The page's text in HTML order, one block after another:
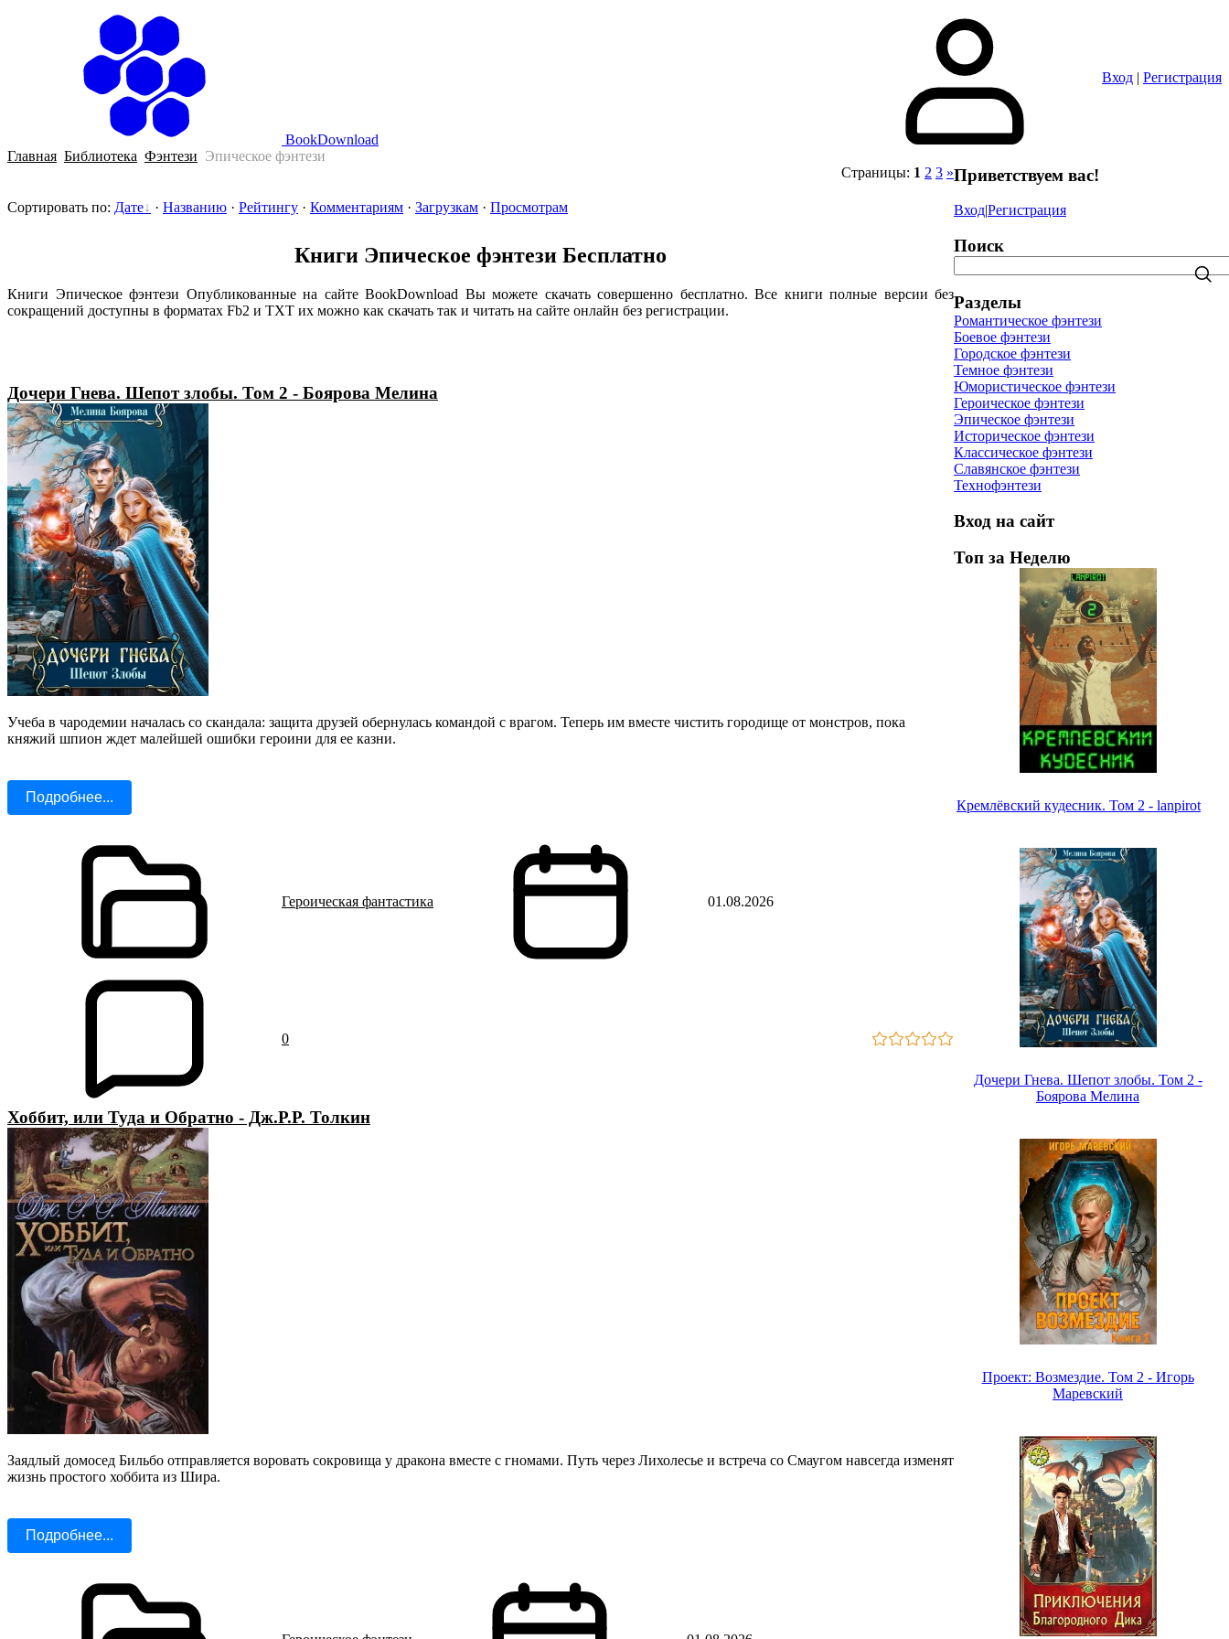
BookDownload
Вход | Регистрация
Главная Библиотека Фэнтези Эпическое фэнтези
Страницы: 1 2 3 »
Сортировать по: Дате · Названию · Рейтингу · Комментариям · Загрузкам · Просмотрам
Книги Эпическое фэнтези Бесплатно
Книги Эпическое фэнтези Опубликованные на сайте BookDownload Вы можете скачать совершенно бесплатно. Все книги полные версии без
сокращений доступны в форматах Fb2 и TXT их можно как скачать так и читать на сайте онлайн без регистрации.
Дочери Гнева. Шепот злобы. Том 2 - Боярова Мелина
Учеба в чародемии началась со скандала: защита друзей обернулась командой с врагом. Теперь им вместе чистить городище от монстров, пока
княжий шпион ждет малейшей ошибки героини для ее казни.
Подробнее...
Героическая фантастика 01.08.2026
0
Хоббит, или Туда и Обратно - Дж.Р.Р. Толкин
Заядлый домосед Бильбо отправляется воровать сокровища у дракона вместе с гномами. Путь через Лихолесье и встреча со Смаугом навсегда изменят
жизнь простого хоббита из Шира.
Подробнее...
Приветствуем вас!
Вход|Регистрация
Поиск
Разделы
Романтическое фэнтези
Боевое фэнтези
Городское фэнтези
Темное фэнтези
Юмористическое фэнтези
Героическое фэнтези
Эпическое фэнтези
Историческое фэнтези
Классическое фэнтези
Славянское фэнтези
Технофэнтези
Вход на сайт
Топ за Неделю
Кремлёвский кудесник. Том 2 - lanpirot
Дочери Гнева. Шепот злобы. Том 2 -
Боярова Мелина
Проект: Возмездие. Том 2 - Игорь
Маревский